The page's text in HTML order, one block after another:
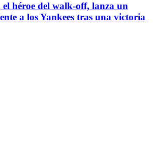
héroe del walk-off, lanza un
a los Yankees tras una victoria